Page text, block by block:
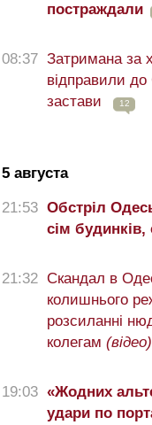
постраждали
08:37 Затримана за
відправили
застави
12
5 августа
21:53 Обстріл
сім
21:32 Скандал в
колишнього
розсиланні
колегам (відео)
19:03 «Жодних
удари по